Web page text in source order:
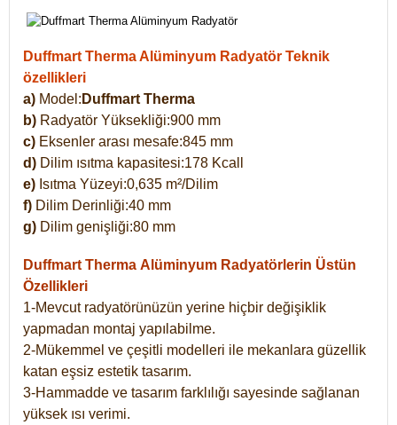
Duffmart Therma Alüminyum Radyatör Teknik
özellikleri
a) Model: Duffmart Therma
b) Radyatör Yüksekliği:900 mm
c) Eksenler arası mesafe:845 mm
d) Dilim ısıtma kapasitesi:178 Kcall
e) Isıtma Yüzeyi:0,635 m²/Dilim
f) Dilim Derinliği:40 mm
g) Dilim genişliği:80 mm
Duffmart Therma Alüminyum Radyatörlerin Üstün
Özellikleri
1-Mevcut radyatörünüzün yerine hiçbir değişiklik
yapmadan montaj yapılabilme.
2-Mükemmel ve çeşitli modelleri ile mekanlara güzellik
katan eşsiz estetik tasarım.
3-Hammadde ve tasarım farklılığı sayesinde sağlanan
yüksek ısı verimi.